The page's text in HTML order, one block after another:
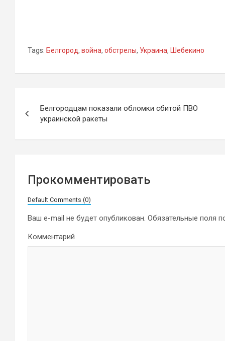
Tags: Белгород, война, обстрелы, Украина, Шебекино
по
записям
Белгородцам показали обломки сбитой ПВО
украинской ракеты
Прокомментировать
Default Comments (0)
Ваш e-mail не будет опубликован. Обязательные поля
Комментарий